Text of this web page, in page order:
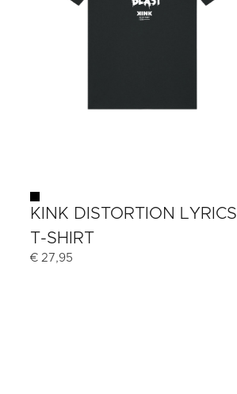
KINK DISTORTION LYRICS
T-SHIRT
€27,95